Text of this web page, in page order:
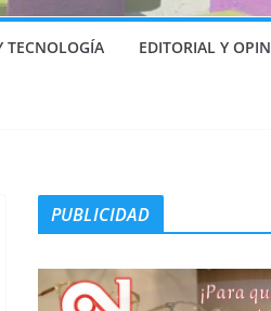
TECNOLOGÍA EDITORIAL Y
PUBLICIDAD